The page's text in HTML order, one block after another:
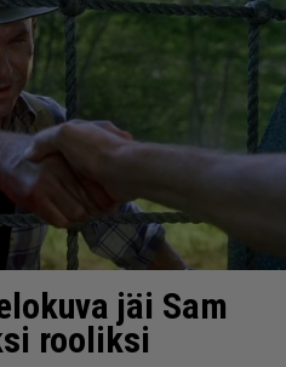
jäi Sam
rooliksi